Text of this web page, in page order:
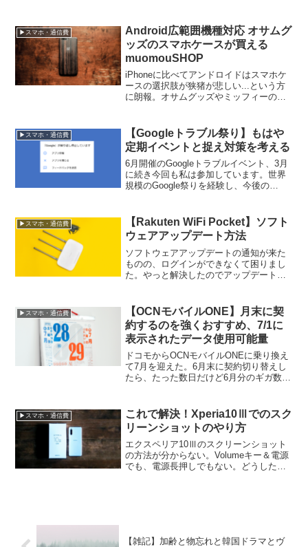
か、どうやって乗り切っているかなど。
▶スマホ・通信費
Android広範囲機種対応 オサムグ
ッズのスマホケースが買える
muomouSHOP
iPhoneに比べてアンドロイドはスマホケ
ースの選択肢が狭猪が悲しい...という方
に朗報。オサムグッズやミッフィーのカ
なども。
▶スマホ・通信費
【Googleトラブル祭り】もはや
定期イベントと捉え対策を考える
6月開催のGoogleトラブルイベント、3月
に続き今回も私は参加しています。世界
規模のGoogle祭りを経験し、今後の
▶スマホ・通信費
【Rakuten WiFi Pocket】ソフト
ウェアアップデート方法
ソフトウェアアップデートの通知が来た
ものの、ログインができなくて困りまし
た。やっと解決したのでアップデート方
▶スマホ・通信費
【OCNモバイルONE】月末に契
約するのを強くおすすめ、7/1に
表示されたデータ使用可能量
ドコモからOCNモバイルONEに乗り換え
て7月を迎えた。6月末に契約切り替えし
たら、たった数日だけど6月分のギガ数が
▶スマホ・通信費
これで解決！Xperia10Ⅲでのスク
リーンショットのやり方
エクスペリア10Ⅲのスクリーンショット
の方法が分からない。Volumeキー＆電源
でも、電源長押しでもない。どうした
【雑記】加齢と物忘れと韓国ドラマとヴ